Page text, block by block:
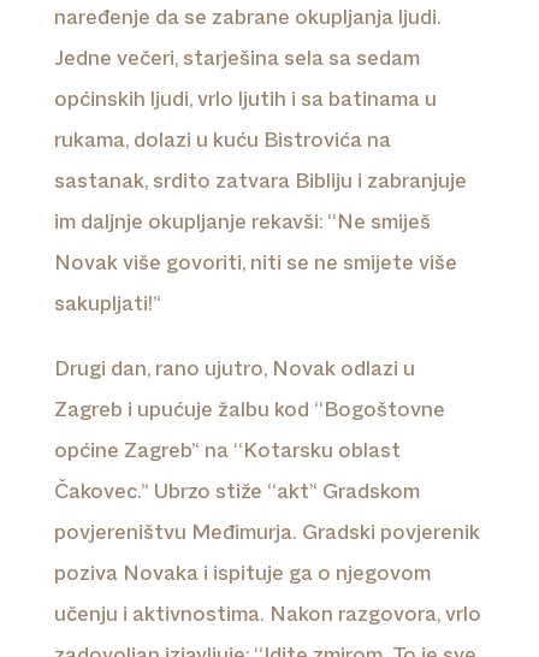
naređenje da se zabrane okupljanja ljudi.
Jedne večeri, starješina sela sa sedam
općinskih ljudi, vrlo ljutih i sa batinama u
rukama, dolazi u kuću Bistrovića na
sastanak, srdito zatvara Bibliju i zabranjuje
im daljnje okupljanje rekavši: ‘‘Ne smiješ
Novak više govoriti, niti se ne smijete više
sakupljati!’‘
Drugi dan, rano ujutro, Novak odlazi u
Zagreb i upućuje žalbu kod ‘‘Bogoštovne
općine Zagreb’‘ na ‘‘Kotarsku oblast
Čakovec.’‘ Ubrzo stiže ‘‘akt’‘ Gradskom
povjereništvu Međimurja. Gradski povjerenik
poziva Novaka i ispituje ga o njegovom
učenju i aktivnostima. Nakon razgovora, vrlo